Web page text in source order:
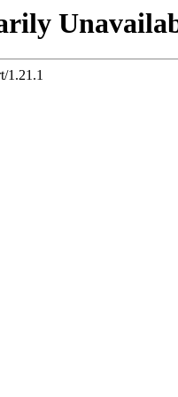
1.21.1